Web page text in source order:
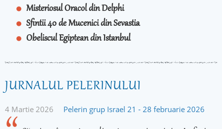
Misteriosul Oracol din Delphi
Sfintii 40 de Mucenici din Sevastia
Obeliscul Egiptean din Istanbul
JURNALUL PELERINULUI
4 Martie 2026 Pelerin grup Israel 21 - 28 februarie 2026